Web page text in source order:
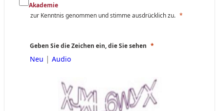
Akademie
zur Kenntnis genommen und stimme ausdrücklich zu.
Geben Sie die Zeichen ein, die Sie sehen
Neu | Audio